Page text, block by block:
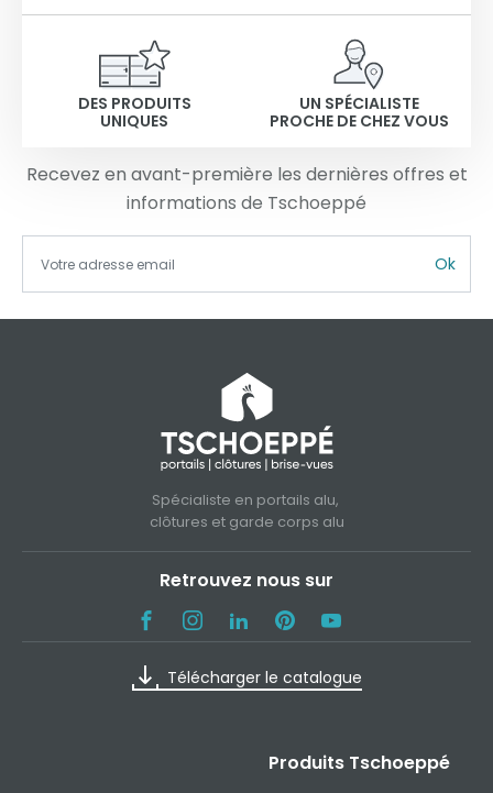
DES PRODUITS
UNIQUES
UN SPÉCIALISTE
PROCHE DE CHEZ VOUS
Recevez en avant-première les dernières offres et
informations de Tschoeppé
Ok
Spécialiste en portails alu,
clôtures et garde corps alu
Retrouvez nous sur
Télécharger le catalogue
Produits Tschoeppé